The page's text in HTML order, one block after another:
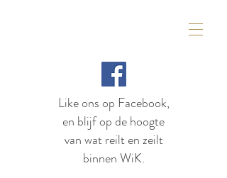
Like ons op Facebook,
en blijf op de hoogte
van wat reilt en zeilt
binnen WiK.